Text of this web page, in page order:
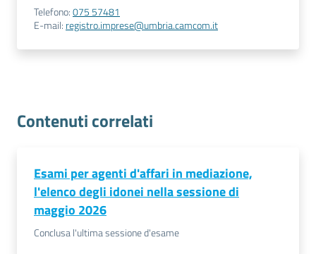
Telefono:075 57481
E-mail: registro.imprese@umbria.camcom.it
Contenuti correlati
Esami per agenti d'affari in mediazione,
l'elenco degli idonei nella sessione di
maggio 2026
Conclusa l'ultima sessione d'esame